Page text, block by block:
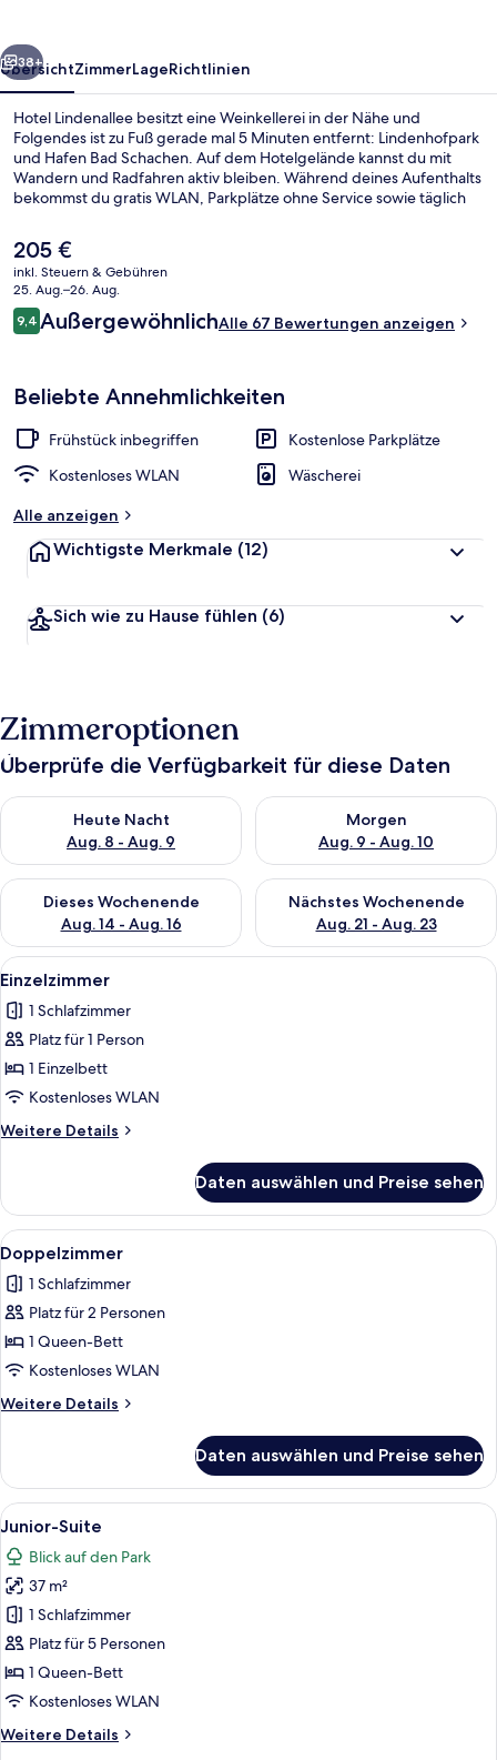
Weiter
38+
ÜbersichtZimmerLageRichtlinien
Hotel Lindenallee besitzt eine Weinkellerei in der Nähe und
Folgendes ist zu Fuß gerade mal 5 Minuten entfernt: Lindenhofpark
und Hafen Bad Schachen. Auf dem Hotelgelände kannst du mit
Wandern und Radfahren aktiv bleiben. Während deines Aufenthalts
bekommst du gratis WLAN, Parkplätze ohne Service sowie täglich
eine Terrasse und ein Garten gehören ebenfalls zum Angebot.
Der
aktuelle
Preis
beträgt
205 €.
205 €
inkl. Steuern & Gebühren
25. Aug.–26. Aug.
Bewertungen
9,49,4 von 10.
AußergewöhnlichAlle 67 Bewertungen anzeigen
Beliebte Annehmlichkeiten
Frühstück inbegriffen
Kostenlose Parkplätze
Kostenloses WLAN
Wäscherei
Alle anzeigen
Wichtigste Merkmale (12)
Sich wie zu Hause fühlen (6)
Zimmeroptionen
Überprüfe die Verfügbarkeit für diese Daten
Heute Nacht
Aug. 8 - Aug. 9
Überprüfe die Verfügbarkeit für heute Nacht, Aug. 8 - Aug. 9.
Morgen
Aug. 9 - Aug. 10
Überprüfe die Verfügbarkeit
Dieses Wochenende
Aug. 14 - Aug. 16
Überprüfe die Verfügbarkeit für dieses Wochenende, Aug. 14
Nächstes Wochenende
Aug. 21 - Aug. 23
Überprüfe die Verfügbarkeit
Alle
Fotos
für
Einzelzimmer
anzeigen
Ein Hotelzimmer mit einem
4
Einzelzimmer
1 Schlafzimmer
Platz für 1 Person
1 Einzelbett
Kostenloses WLAN
Weitere Details
Weitere
Daten auswählen und Preise sehen
Alle
Fotos
für
Doppelzimmer
anzeigen
Ein Schlafzimmer mit hölzernem
4
Doppelzimmer
1 Schlafzimmer
Platz für 2 Personen
1 Queen-Bett
Kostenloses WLAN
Weitere Details
Weitere
Daten auswählen und Preise sehen
Alle
Fotos
für
Junior-
Suite
anzeigen
Ein Hotelzimmer mit Bett, Sessel,
9
Junior-Suite
Blick auf den Park
37 m²
1 Schlafzimmer
Platz für 5 Personen
1 Queen-Bett
Kostenloses WLAN
Weitere Details
Weitere